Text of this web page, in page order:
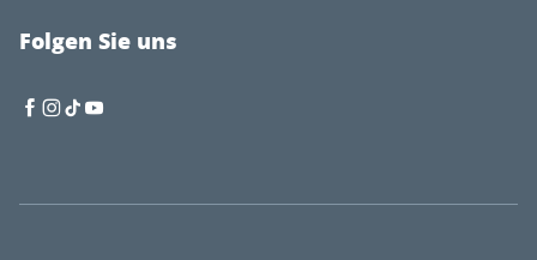
Folgen Sie uns